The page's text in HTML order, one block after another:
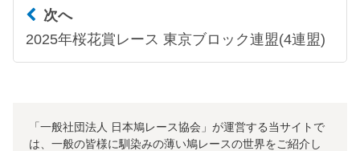
次へ
2025年桜花賞レース 東京ブロック連盟(4連盟)
「一般社団法人 日本鳩レース協会」が運営する当サイトで
は、一般の皆様に馴染みの薄い鳩レースの世界をご紹介し